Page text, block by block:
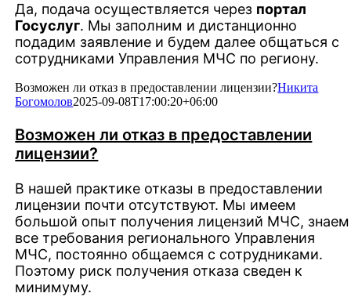
Да, подача осуществляется через портал
Госуслуг. Мы заполним и дистанционно
подадим заявление и будем далее общаться с
сотрудниками Управления МЧС по региону.
Возможен ли отказ в предоставлении лицензии?Никита
Богомолов2025-09-08T17:00:20+06:00
Возможен ли отказ в предоставлении
лицензии?
В нашей практике отказы в предоставлении
лицензии почти отсутствуют. Мы имеем
большой опыт получения лицензий МЧС, знаем
все требования регионального Управления
МЧС, постоянно общаемся с сотрудниками.
Поэтому риск получения отказа сведен к
минимуму.